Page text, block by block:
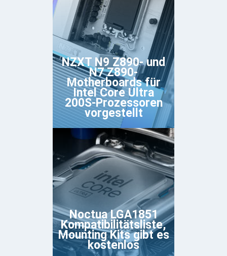
NZXT N9 Z890- und
N7 Z890-
Motherboards für
Intel Core Ultra
200S-Prozessoren
vorgestellt
Noctua LGA1851
Kompatibilitätsliste,
Mounting Kits gibt es
kostenlos